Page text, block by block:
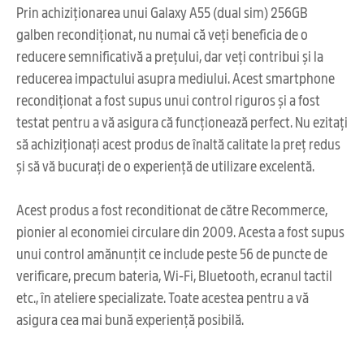
Prin achiziționarea unui Galaxy A55 (dual sim) 256GB
galben recondiționat, nu numai că veți beneficia de o
reducere semnificativă a prețului, dar veți contribui și la
reducerea impactului asupra mediului. Acest smartphone
recondiționat a fost supus unui control riguros și a fost
testat pentru a vă asigura că funcționează perfect. Nu ezitați
să achiziționați acest produs de înaltă calitate la preț redus
și să vă bucurați de o experiență de utilizare excelentă.
Acest produs a fost reconditionat de către Recommerce,
pionier al economiei circulare din 2009. Acesta a fost supus
unui control amănunțit ce include peste 56 de puncte de
verificare, precum bateria, Wi-Fi, Bluetooth, ecranul tactil
etc., în ateliere specializate. Toate acestea pentru a vă
asigura cea mai bună experiență posibilă.